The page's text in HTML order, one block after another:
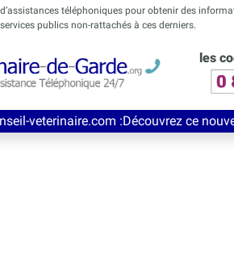
téléphoniques pour obtenir des
publics non-rattachés à ces derniers.
les
:Découvrez ce nouveau service de